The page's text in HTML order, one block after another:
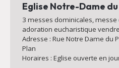
Eglise Notre-Dame
3 messes dominicales,
adoration eucharistique
Adresse : Rue Notre Dame du
Plan
Horaires : Eglise ouverte en